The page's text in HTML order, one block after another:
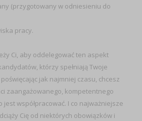
(przygotowany w odniesieniu do
pracy.
Ci, aby oddelegować ten aspekt
którzy spełniają Twoje
jak najmniej czasu, chcesz
zaangażowanego, kompetentnego
jest współpracować. I co najważniejsze
Cię od niektórych obowiązków i